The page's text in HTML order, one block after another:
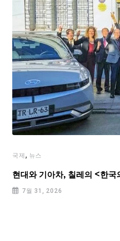
국제 , 뉴스
현대와 기아차, 칠레의 <한
7월 31, 2026